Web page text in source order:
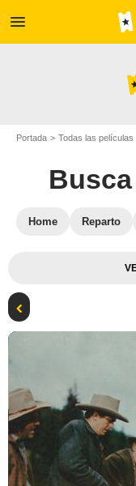
menu
Portada Todas las películas
Home Reparto